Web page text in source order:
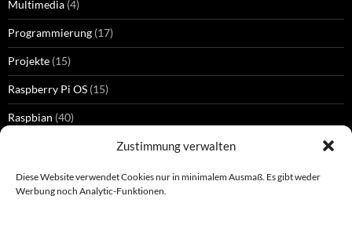
Zustimmung verwalten
Diese Website verwendet Cookies nur in minimalem Ausmaß. Es gibt weder
Werbung noch Analytic-Funktionen.
Multimedia (4)
Programmierung (17)
Projekte (15)
Raspberry Pi OS (15)
Raspbian (40)
SCHLAGWÖRTER